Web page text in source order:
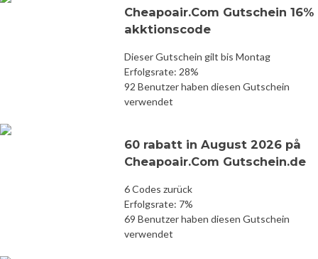
Cheapoair.Com Gutschein 16%
akktionscode
Dieser Gutschein gilt bis Montag
Erfolgsrate: 28%
92 Benutzer haben diesen Gutschein
verwendet
60 rabatt in August 2026 på
Cheapoair.Com Gutschein.de
6 Codes zurück
Erfolgsrate: 7%
69 Benutzer haben diesen Gutschein
verwendet